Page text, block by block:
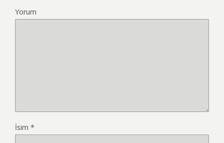
Yorum
İsim *